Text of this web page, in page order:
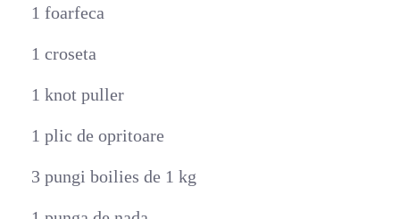
1 foarfeca
1 croseta
1 knot puller
1 plic de opritoare
3 pungi boilies de 1 kg